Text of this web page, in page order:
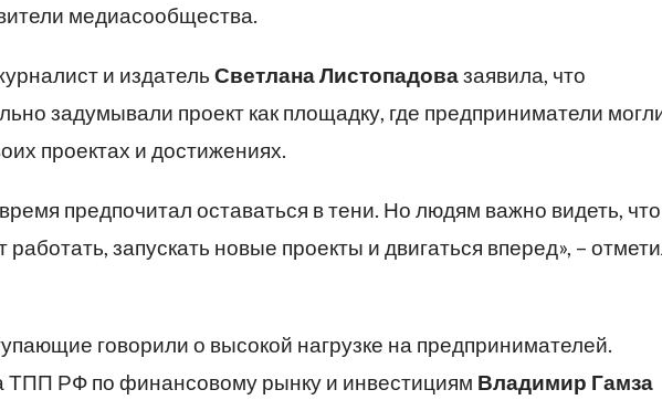
медиасообщества.
и издатель Светлана Листопадовазаявила, что
задумывали проект как площадку, где предприниматели
проектах и достижениях.
предпочитал оставаться в тени. Но людям важно видеть, что
запускать новые проекты и двигаться вперед», –
говорили о высокой нагрузке на предпринимателей.
ТПП РФ по финансовому рынку и инвестициям Владимир Гамза